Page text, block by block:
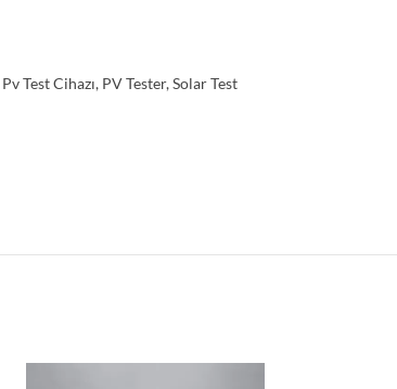
Pv Test Cihazı, PV Tester,Solar Test